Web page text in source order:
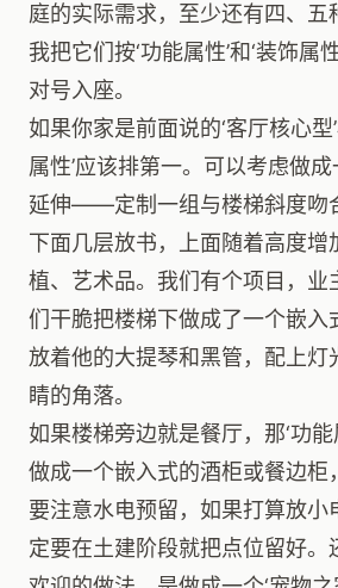
庭的实际需求，至少还有四、五
我把它们按‘功能属性’和‘装饰属
对号入座。
如果你家是前面说的‘客厅核心型
属性’应该排第一。可以考虑做
延伸——定制一组与楼梯斜度吻
下面几层放书，上面随着高度增
植、艺术品。我们有个项目，业
们干脆把楼梯下做成了一个嵌入
放着他的大提琴和黑管，配上灯
睛的角落。
如果楼梯旁边就是餐厅，那‘功能
做成一个嵌入式的酒柜或餐边柜
要注意水电预留，如果打算放小
定要在土建阶段就把点位留好。